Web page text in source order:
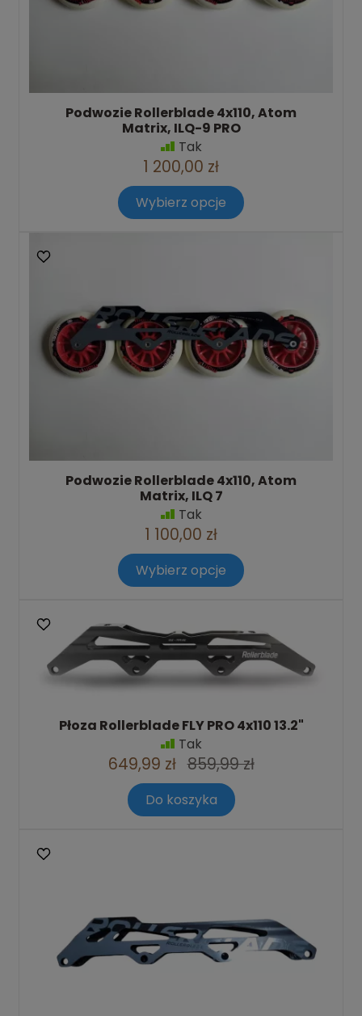
Podwozie Rollerblade 4x110, Atom
Matrix, ILQ-9 PRO
Tak
1 200,00 zł
Wybierz opcje
Podwozie Rollerblade 4x110, Atom
Matrix, ILQ 7
Tak
1 100,00 zł
Wybierz opcje
Płoza Rollerblade FLY PRO 4x110 13.2"
Tak
649,99 zł 859,99 zł
Do koszyka